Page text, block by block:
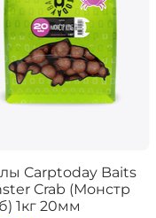
Carptoday Baits
Crab (Монстр
1кг 20мм